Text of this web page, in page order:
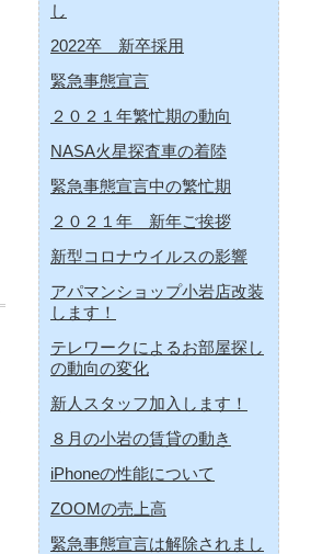
し
2022卒 新卒採用
緊急事態宣言
２０２１年繁忙期の動向
NASA火星探査車の着陸
緊急事態宣言中の繁忙期
２０２１年 新年ご挨拶
新型コロナウイルスの影響
アパマンショップ小岩店改装
します！
テレワークによるお部屋探し
の動向の変化
新人スタッフ加入します！
８月の小岩の賃貸の動き
iPhoneの性能について
ZOOMの売上高
緊急事態宣言は解除されまし